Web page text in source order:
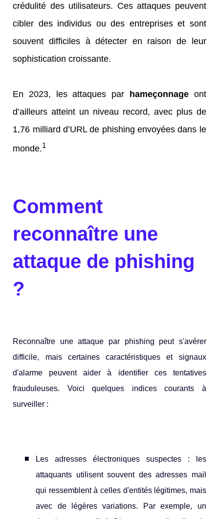
crédulité des utilisateurs. Ces attaques peuvent
cibler des individus ou des entreprises et sont
souvent difficiles à détecter en raison de leur
sophistication croissante.
En 2023, les attaques par hameçonnage ont
d’ailleurs atteint un niveau record, avec plus de
1,76 milliard d’URL de phishing envoyées dans le
monde.1
Comment
reconnaître une
attaque de phishing
?
Reconnaître une attaque par phishing peut s'avérer
difficile, mais certaines caractéristiques et signaux
d'alarme peuvent aider à identifier ces tentatives
frauduleuses. Voici quelques indices courants à
surveiller :
Les adresses électroniques suspectes : les
attaquants utilisent souvent des adresses mail
qui ressemblent à celles d'entités légitimes, mais
avec de légères variations. Par exemple, un